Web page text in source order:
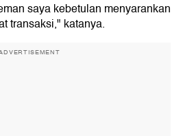
saya kebetulan menyarankan
transaksi," katanya.